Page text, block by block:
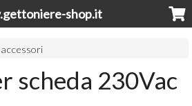
shop.it
accessori
scheda 230Vac